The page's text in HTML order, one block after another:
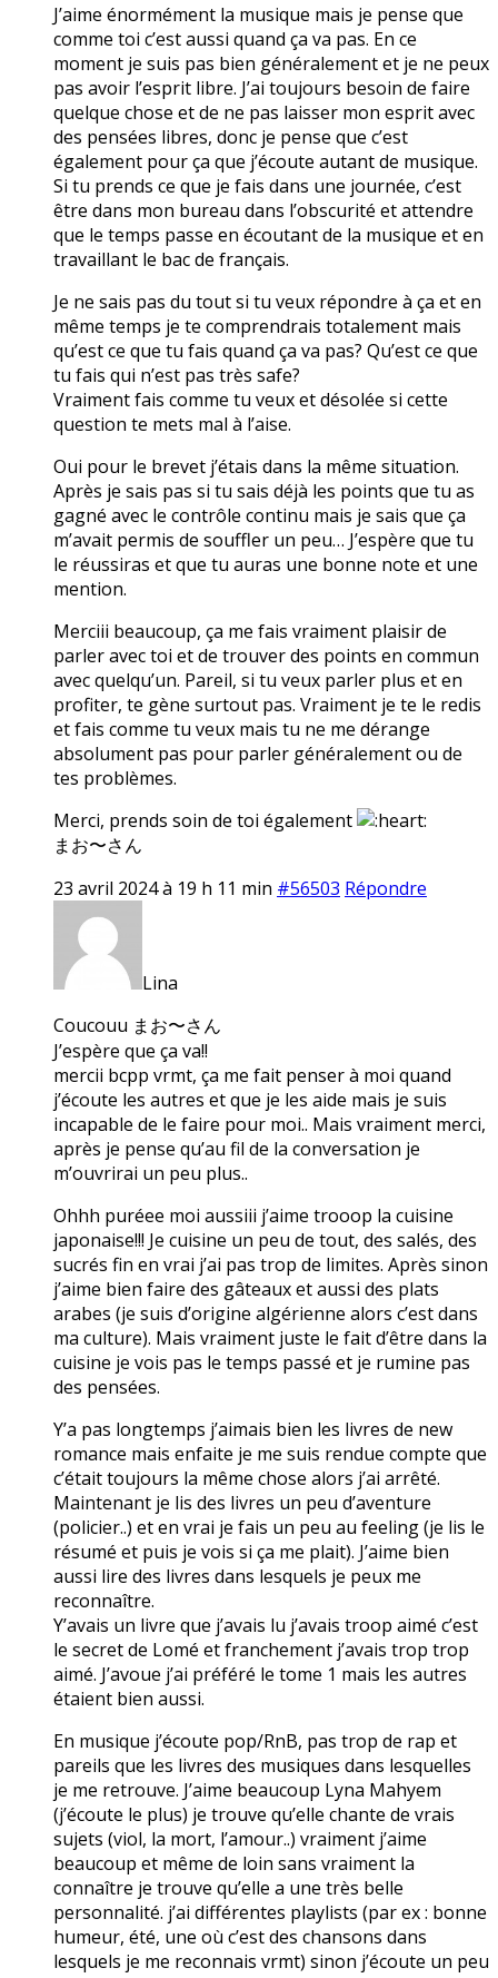
J’aime énormément la musique mais je pense que
comme toi c’est aussi quand ça va pas. En ce
moment je suis pas bien généralement et je ne peux
pas avoir l’esprit libre. J’ai toujours besoin de faire
quelque chose et de ne pas laisser mon esprit avec
des pensées libres, donc je pense que c’est
également pour ça que j’écoute autant de musique.
Si tu prends ce que je fais dans une journée, c’est
être dans mon bureau dans l’obscurité et attendre
que le temps passe en écoutant de la musique et en
travaillant le bac de français.
Je ne sais pas du tout si tu veux répondre à ça et en
même temps je te comprendrais totalement mais
qu’est ce que tu fais quand ça va pas? Qu’est ce que
tu fais qui n’est pas très safe?
Vraiment fais comme tu veux et désolée si cette
question te mets mal à l’aise.
Oui pour le brevet j’étais dans la même situation.
Après je sais pas si tu sais déjà les points que tu as
gagné avec le contrôle continu mais je sais que ça
m’avait permis de souffler un peu… J’espère que tu
le réussiras et que tu auras une bonne note et une
mention.
Merciii beaucoup, ça me fais vraiment plaisir de
parler avec toi et de trouver des points en commun
avec quelqu’un. Pareil, si tu veux parler plus et en
profiter, te gène surtout pas. Vraiment je te le redis
et fais comme tu veux mais tu ne me dérange
absolument pas pour parler généralement ou de
tes problèmes.
Merci, prends soin de toi également
まお〜さん
23 avril 2024 à 19 h 11 min #56503 Répondre
Lina
Coucouu まお〜さん
J’espère que ça va!!
mercii bcpp vrmt, ça me fait penser à moi quand
j’écoute les autres et que je les aide mais je suis
incapable de le faire pour moi.. Mais vraiment merci,
après je pense qu’au fil de la conversation je
m’ouvrirai un peu plus..
Ohhh puréee moi aussiii j’aime trooop la cuisine
japonaise!!! Je cuisine un peu de tout, des salés, des
sucrés fin en vrai j’ai pas trop de limites. Après sinon
j’aime bien faire des gâteaux et aussi des plats
arabes (je suis d’origine algérienne alors c’est dans
ma culture). Mais vraiment juste le fait d’être dans la
cuisine je vois pas le temps passé et je rumine pas
des pensées.
Y’a pas longtemps j’aimais bien les livres de new
romance mais enfaite je me suis rendue compte que
c’était toujours la même chose alors j’ai arrêté.
Maintenant je lis des livres un peu d’aventure
(policier..) et en vrai je fais un peu au feeling (je lis le
résumé et puis je vois si ça me plait). J’aime bien
aussi lire des livres dans lesquels je peux me
reconnaître.
Y’avais un livre que j’avais lu j’avais troop aimé c’est
le secret de Lomé et franchement j’avais trop trop
aimé. J’avoue j’ai préféré le tome 1 mais les autres
étaient bien aussi.
En musique j’écoute pop/RnB, pas trop de rap et
pareils que les livres des musiques dans lesquelles
je me retrouve. J’aime beaucoup Lyna Mahyem
(j’écoute le plus) je trouve qu’elle chante de vrais
sujets (viol, la mort, l’amour..) vraiment j’aime
beaucoup et même de loin sans vraiment la
connaître je trouve qu’elle a une très belle
personnalité. j’ai différentes playlists (par ex : bonne
humeur, été, une où c’est des chansons dans
lesquels je me reconnais vrmt) sinon j’écoute un peu